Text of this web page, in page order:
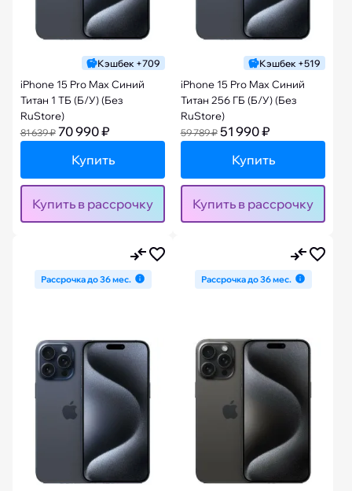
Кэшбек +709
iPhone 15 Pro Max Синий
Титан 1 ТБ (Б/У) (Без
RuStore)
81 639 ₽ 70 990 ₽
Купить
Купить в рассрочку
Кэшбек +519
iPhone 15 Pro Max Синий
Титан 256 ГБ (Б/У) (Без
RuStore)
59 789 ₽ 51 990 ₽
Купить
Купить в рассрочку
Рассрочка до 36 мес. Рассрочка до 36 мес.